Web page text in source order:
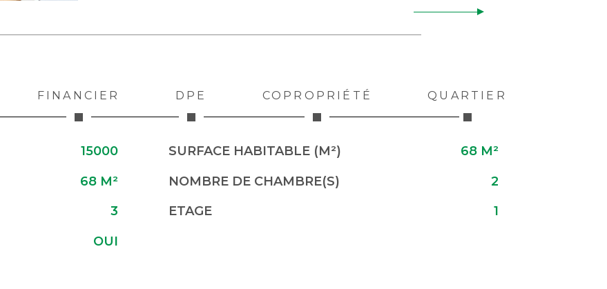
FINANCIER DPE COPROPRIÉTÉ QUARTIER
15000 SURFACE HABITABLE (M²)
68 M²
68 M² NOMBRE DE CHAMBRE(S)
2
3 ETAGE
1
OUI